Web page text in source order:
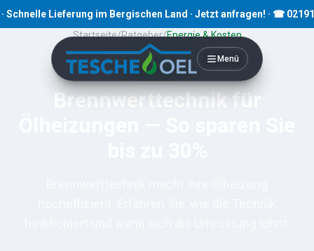
Lieferung im Bergischen Land · Jetzt anfragen! · ☎ 02191 80793
Menü
Startseite/Ratgeber/Energie & Kosten
Min. Lesezeit
Brennwerttechnik für